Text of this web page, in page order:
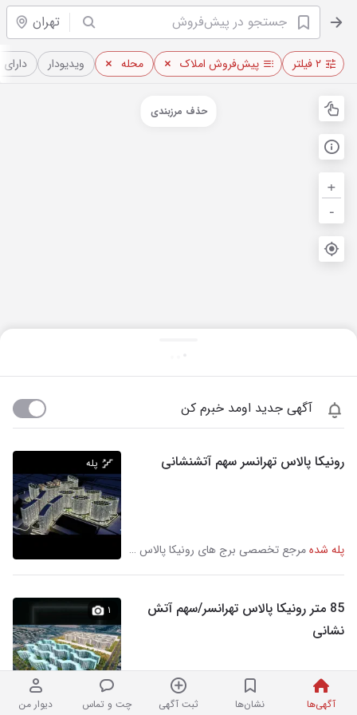
تهران
آگهی‌ها نشان‌ها ثبت آگهی چت و تماس دیوار من
۲ فیلتر پیش‌فروش املاک محله ویدیو‌دار
+
-
حذف مرزبندی
آگهی جدید اومد خبرم کن
رونیکا پالاس تهرانسر سهم آتشنشانی
پله شده مرجع تخصصی برج های رونیکا پالاس حاج رحیم قربانی در شهرک استقلال
پله
85 متر رونیکا پالاس تهرانسر/سهم آتش
نشانی
نردبان شده
۱